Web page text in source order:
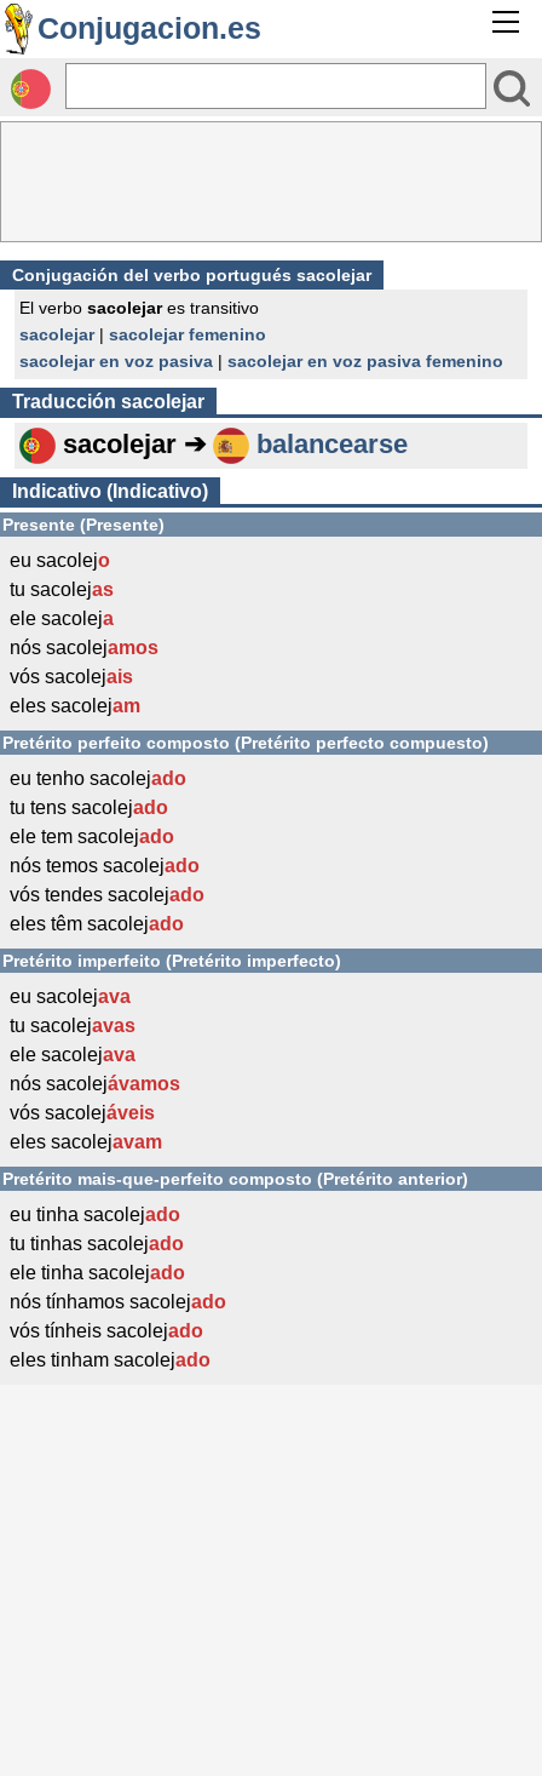
Conjugacion.es
Conjugación del verbo portugués sacolejar
El verbo sacolejares transitivo
sacolejar| sacolejar femenino
sacolejar en voz pasiva | sacolejar en voz pasiva femenino
Traducción sacolejar
sacolejar ➔ balancearse
Indicativo (Indicativo)
Presente (Presente)
eu sacolejo
tu sacolejas
ele sacoleja
nós sacolejamos
vós sacolejais
eles sacolejam
Pretérito perfeito composto (Pretérito perfecto compuesto)
eu tenho sacolejado
tu tens sacolejado
ele tem sacolejado
nós temos sacolejado
vós tendes sacolejado
eles têm sacolejado
Pretérito imperfeito (Pretérito imperfecto)
eu sacolejava
tu sacolejavas
ele sacolejava
nós sacolejávamos
vós sacolejáveis
eles sacolejavam
Pretérito mais-que-perfeito composto (Pretérito anterior)
eu tinha sacolejado
tu tinhas sacolejado
ele tinha sacolejado
nós tínhamos sacolejado
vós tínheis sacolejado
eles tinham sacolejado